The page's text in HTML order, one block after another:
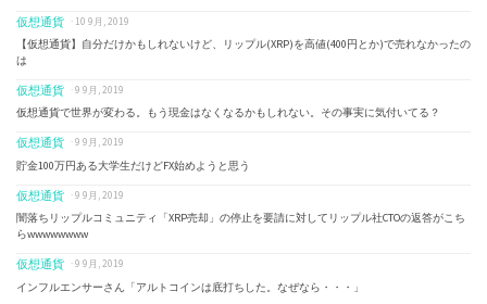
仮想通貨 · 10 9月, 2019
【仮想通貨】自分だけかもしれないけど、リップル(XRP)を高値(400円とか)で売れなかったの
は
仮想通貨 · 9 9月, 2019
仮想通貨で世界が変わる。もう現金はなくなるかもしれない。その事実に気付いてる？
仮想通貨 · 9 9月, 2019
貯金100万円ある大学生だけどFX始めようと思う
仮想通貨 · 9 9月, 2019
闇落ちリップルコミュニティ「XRP売却」の停止を要請に対してリップル社CTOの返答がこち
らwwwwwwww
仮想通貨 · 9 9月, 2019
インフルエンサーさん「アルトコインは底打ちした。なぜなら・・・」